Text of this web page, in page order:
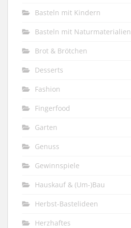
Basteln mit Kindern
Basteln mit Naturmaterialien
Brot & Brötchen
Desserts
Fashion
Fingerfood
Garten
Genuss
Gewinnspiele
Hauskauf & (Um-)Bau
Herbst-Bastelideen
Herzhaftes